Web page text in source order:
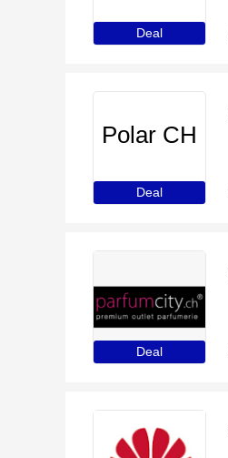
Deal
Polar CH
Deal
Deal